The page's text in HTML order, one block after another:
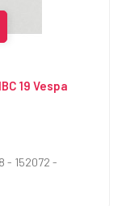
19 Vespa
- 152072 -